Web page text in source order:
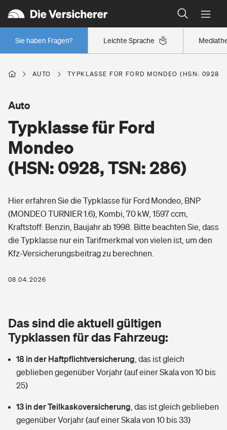
Leichte Sprache
Sie haben Fragen?
Wer versichert was: Jetzt Versicherer finden
Regionalklassen: So ist Ihre Region eingestuft
Wer versichert was: Jetzt Versicherer finden
Berufsunfähigkeitsversicherung
Arbeitsrechtsschutz
Berufshaftpflichtversicherung
Rentenrechner: Wie viel Geld bekomme ich im Alter?
Wer versichert was: Jetzt Versicherer finden
Sie haben Fragen?
Wohnen
Wohngebäudeversicherung
Hausratversicherung
Elementarversicherung
Photovoltaik
Wärmepumpen versichern
Vermieterrrechtsschutz
Mietkautionsversicherung
Restkreditversicherung
Zur Übersicht
Pri­vate Haft­pflicht­
Rechts­schutz­ver­si­che­rung
Kinderunfall­ver­si­che­rung
Reiseversicherung
Gesundheit
Private Krankenversicherung
Tierkrankenversicherung
Zur Übersicht
AUTO TYPKLASSE FÜR FORD MONDEO (HSN: 0928,
Typklasse für Ford
Mondeo
(HSN: 0928, TSN: 286)
Auto
Hier erfahren Sie die Typklasse für Ford Mondeo, BNP
(MONDEO TURNIER 1.6), Kombi, 70 kW, 1597 ccm,
Kraftstoff: Benzin, Baujahr ab 1998. Bitte beachten Sie, dass
die Typklasse nur ein Tarifmerkmal von vielen ist, um den
Kfz-Versicherungsbeitrag zu berechnen.
08.04.2026
Das sind die aktuell gültigen
Typklassen für das Fahrzeug:
18 in der Haftpflichtversicherung das ist gleich
geblieben gegenüber Vorjahr (auf einer Skala von 10 bis
25)
13 in der Teilkaskoversicherung das ist gleich geblieben
gegenüber Vorjahr (auf einer Skala von 10 bis 33)